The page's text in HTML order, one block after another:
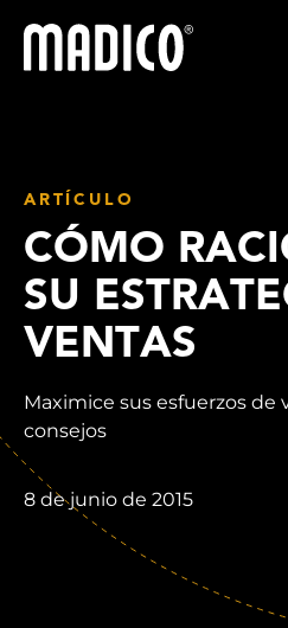
Madico
ARTÍCULO
CÓMO
SU
VENTAS
Maximice sus esfuerzos de
consejos
8 de junio de 2015